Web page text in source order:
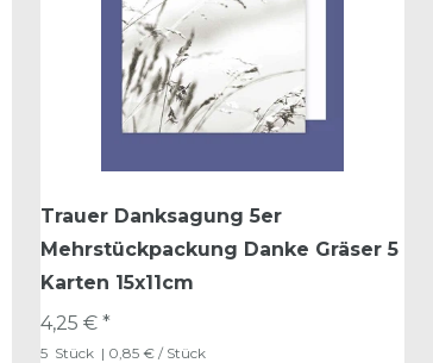
Trauer Danksagung 5er
Mehrstückpackung Danke Gräser 5
Karten 15x11cm
4,25 € *
5 Stück | 0,85 € / Stück